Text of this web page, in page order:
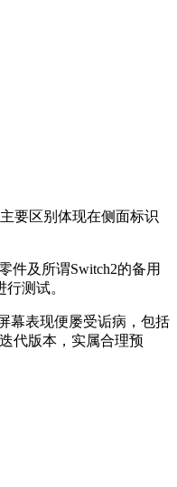
要区别体现在侧面标识
件及所谓Switch2的备用
测试。
幕表现便屡受诟病，包括
代版本，实属合理预